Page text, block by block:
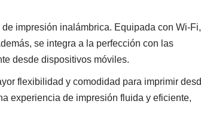
impresión inalámbrica. Equipada con Wi-Fi,
se integra a la perfección con las
desde dispositivos móviles.
flexibilidad y comodidad para imprimir
experiencia de impresión fluida y eficiente,